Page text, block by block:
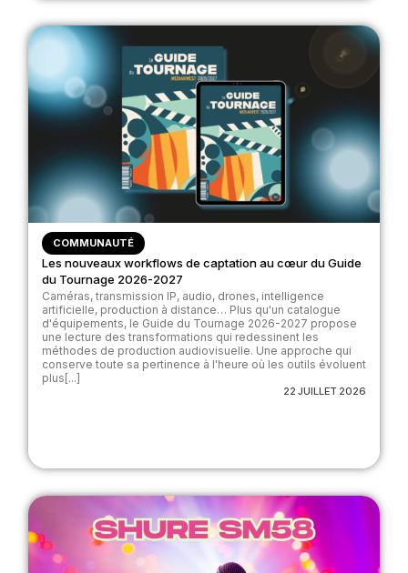
COMMUNAUTÉ
Les nouveaux workflows de captation au cœur du Guide
du Tournage 2026-2027
Caméras, transmission IP, audio, drones, intelligence
artificielle, production à distance… Plus qu'un catalogue
d'équipements, le Guide du Tournage 2026-2027 propose
une lecture des transformations qui redessinent les
méthodes de production audiovisuelle. Une approche qui
conserve toute sa pertinence à l'heure où les outils évoluent
plus[...]
22 JUILLET 2026